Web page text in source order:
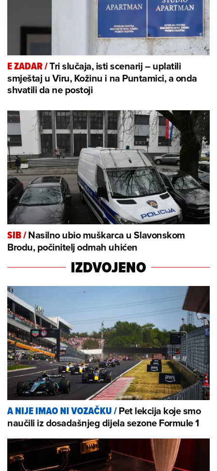
E ZADAR/Tri slučaja, isti scenarij – uplatili
smještaj u Viru, Kožinu i na Puntamici, a onda
shvatili da ne postoji
SIB/Nasilno ubio muškarca u Slavonskom
Brodu, počinitelj odmah uhićen
IZDVOJENO
A NIJE IMAO NI VOZAČKU/Pet lekcija koje smo
naučili iz dosadašnjeg dijela sezone Formule 1